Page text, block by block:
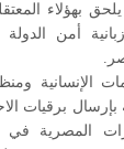
بهؤلاء
أمن
الإنسانية
بإرسال برقيات
المصرية في